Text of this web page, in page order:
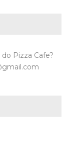
Pizza Cafe?